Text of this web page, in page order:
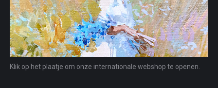
Klik op het plaatje om onze internationale webshop te openen.